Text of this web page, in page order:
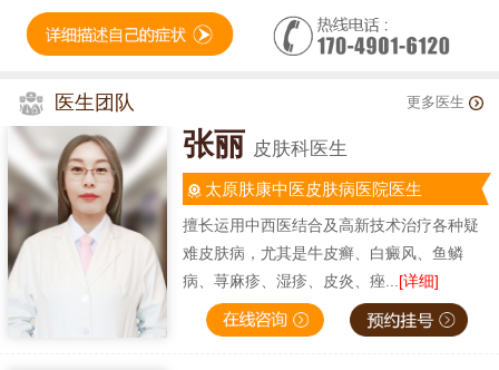
医生团队 更多医生
张丽 皮肤科医生
太原肤康中医皮肤病医院医生
擅长运用中西医结合及高新技术治疗各种疑
难皮肤病，尤其是牛皮癣、白癜风、鱼鳞
病、荨麻疹、湿疹、皮炎、痤... [详细]